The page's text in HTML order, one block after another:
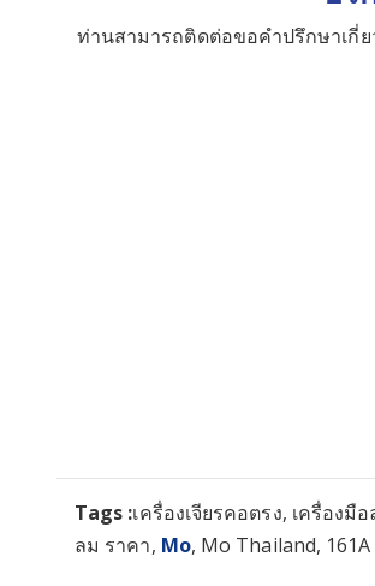
ท่านสามารถติดต่อขอคำปรึกษาเกี่
Tags :เครื่องเจียรคอตรง, เครื่องมื
ลม ราคา, Mo, Mo Thailand, 161A